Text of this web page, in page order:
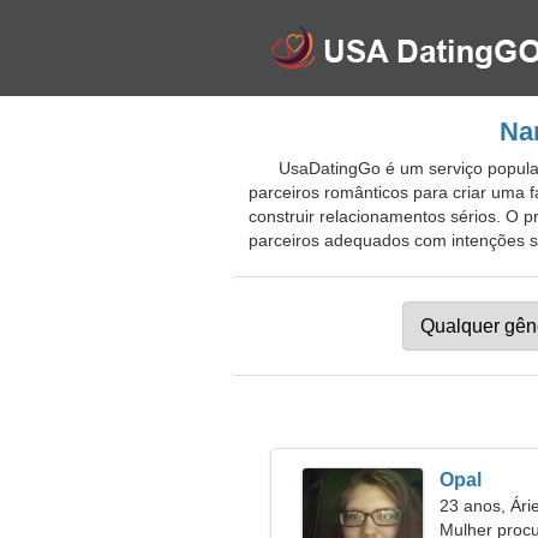
UsaDatingGo é um serviço
parceiros românticos para criar uma
construir relacionamentos sérios. O
parceiros adequados com intenções
Opal
23 anos,
Mulher